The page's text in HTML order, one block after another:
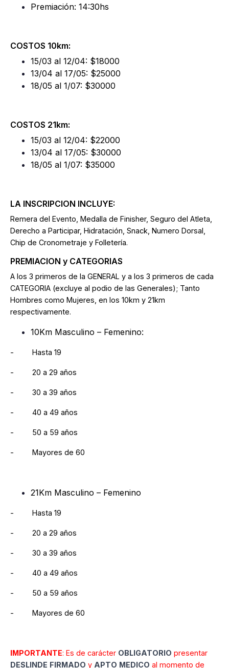
Premiación: 14:30hs
COSTOS 10km:
15/03 al 12/04: $18000
13/04 al 17/05: $25000
18/05 al 1/07: $30000
COSTOS 21km:
15/03 al 12/04: $22000
13/04 al 17/05: $30000
18/05 al 1/07: $35000
LA INSCRIPCION INCLUYE:
Remera del Evento, Medalla de Finisher, Seguro del Atleta,
Derecho a Participar, Hidratación, Snack, Numero Dorsal,
Chip de Cronometraje y Folletería.
PREMIACION y CATEGORIAS
A los 3 primeros de la GENERAL y a los 3 primeros de cada
CATEGORIA (excluye al podio de las Generales); Tanto
Hombres como Mujeres, en los 10km y 21km
respectivamente.
10Km Masculino – Femenino:
- Hasta 19
- 20 a 29 años
- 30 a 39 años
- 40 a 49 años
- 50 a 59 años
- Mayores de 60
21Km Masculino – Femenino
- Hasta 19
- 20 a 29 años
- 30 a 39 años
- 40 a 49 años
- 50 a 59 años
- Mayores de 60
IMPORTANTE: Es de carácter OBLIGATORIO presentar
DESLINDE FIRMADO y APTO MEDICO al momento de